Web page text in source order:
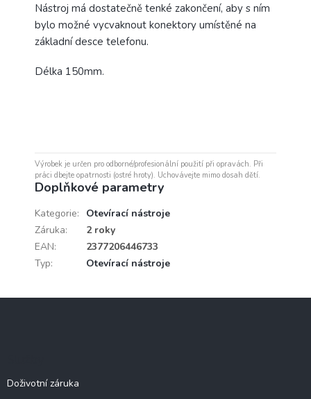
Nástroj má dostatečně tenké zakončení, aby s ním
bylo možné vycvaknout konektory umístěné na
základní desce telefonu.
Délka 150mm.
Výrobek je určen pro odborné/profesionální použití při opravách. Při
práci dbejte opatrnosti (ostré hroty). Uchovávejte mimo dosah dětí.
Doplňkové parametry
Kategorie:
Otevírací nástroje
Záruka:
2 roky
EAN:
2377206446733
Typ: Otevírací nástroje
Doživotní záruka